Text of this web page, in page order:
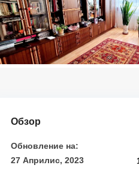
Обзор
Обновление на:
27 Априлис, 2023